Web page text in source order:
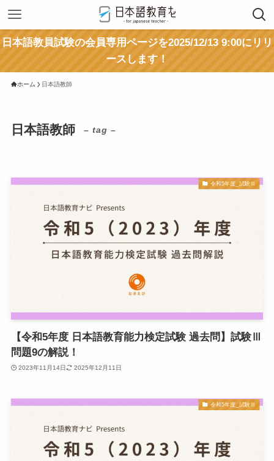
日本語教員試験の会員専用ページを2025/12/13 9:00にリリ
ースします！
ホーム 日本語教師
日本語教師 – tag –
令和5年度_試験Ⅲ
【令和5年度 日本語教育能力検定試験 過去問】試験Ⅲ
問題9の解説！
2023年11月14日 2025年12月11日
令和5年度_試験Ⅲ